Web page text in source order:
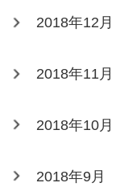
2018年12月
2018年11月
2018年10月
2018年9月